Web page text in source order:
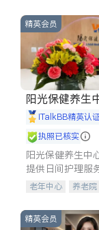
精英会员
阳光保健养生
shine
iTalkBB精英认
执照已核实
阳光保健养生中
提供日间护理服
通过持续的护理
老年中心 养老院
精英会员